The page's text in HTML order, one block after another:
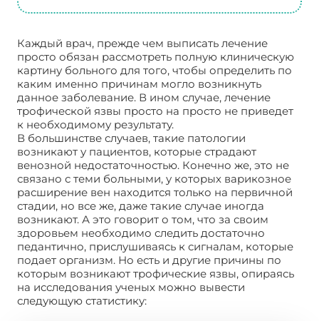
Каждый врач, прежде чем выписать лечение
просто обязан рассмотреть полную клиническую
картину больного для того, чтобы определить по
каким именно причинам могло возникнуть
данное заболевание. В ином случае, лечение
трофической язвы просто на просто не приведет
к необходимому результату.
В большинстве случаев, такие патологии
возникают у пациентов, которые страдают
венозной недостаточностью. Конечно же, это не
связано с теми больными, у которых варикозное
расширение вен находится только на первичной
стадии, но все же, даже такие случае иногда
возникают. А это говорит о том, что за своим
здоровьем необходимо следить достаточно
педантично, прислушиваясь к сигналам, которые
подает организм. Но есть и другие причины по
которым возникают трофические язвы, опираясь
на исследования ученых можно вывести
следующую статистику: